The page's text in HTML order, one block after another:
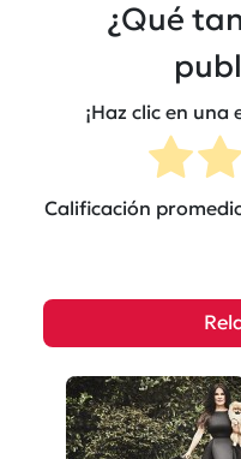
¿Qué
¡Haz clic en
Calificación